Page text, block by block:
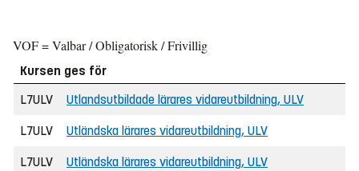
VOF = Valbar / Obligatorisk / Frivillig
Kursen ges för
L7ULV
Utlandsutbildade lärares vidareutbildning, ULV
L7ULV Utländska lärares vidareutbildning, ULV
L7ULV Utländska lärares vidareutbildning, ULV